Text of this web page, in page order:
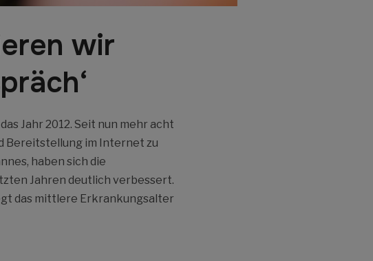
wir
Jahr 2012. Seit nun mehr acht
Bereitstellung im Internet zu
haben sich die
Jahren deutlich verbessert.
das mittlere Erkrankungsalter